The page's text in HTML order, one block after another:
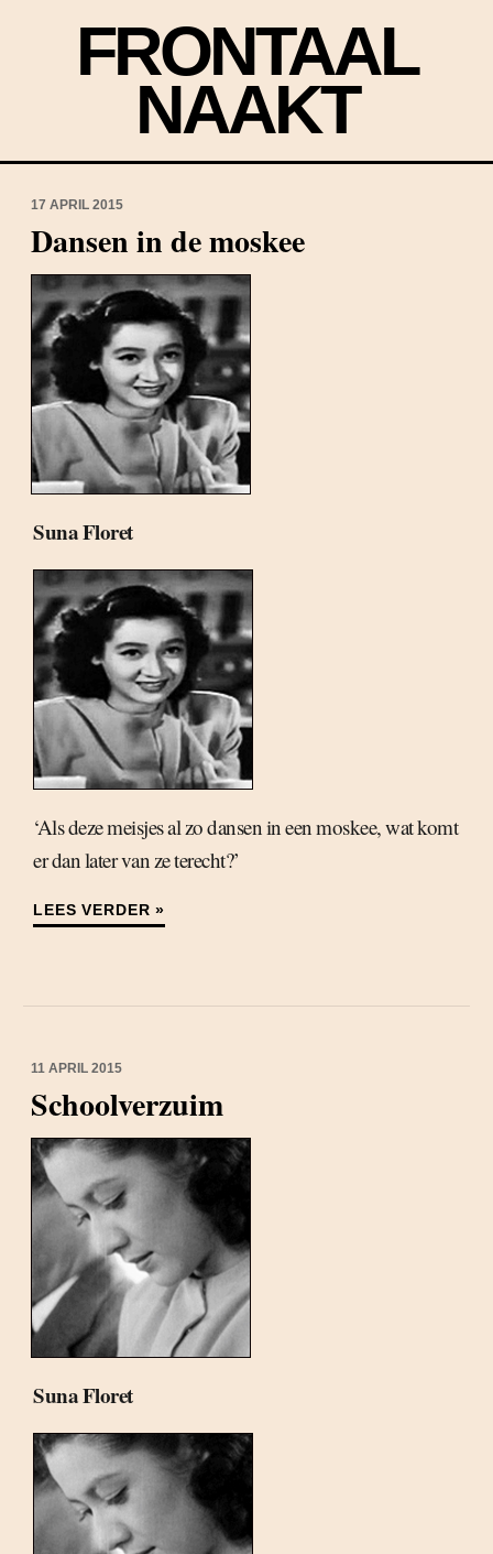
FRONTAAL
NAAKT
17 APRIL 2015
Dansen in de moskee
Suna Floret
‘Als deze meisjes al zo dansen in een moskee, wat komt
er dan later van ze terecht?’
LEES VERDER »
11 APRIL 2015
Schoolverzuim
Suna Floret